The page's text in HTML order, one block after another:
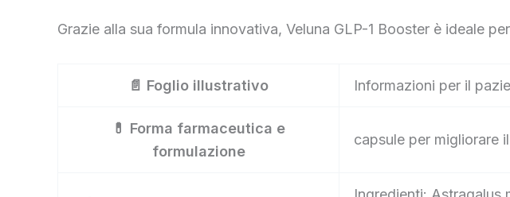
Grazie alla sua formula innovativa, Veluna GLP-1 Booster è ideale
📄 Foglio illustrativo Informazioni per il
💊 Forma farmaceutica e
formulazione
capsule per migliorare